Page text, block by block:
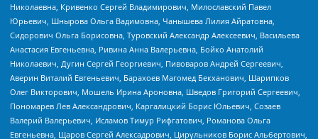
Николаевна, Кривенко Сергей Владимирович, Милославский Павел
Юрьевич, Шнырова Ольга Вадимовна, Чанышева Лилия Айратовна,
Сидорович Ольга Борисовна, Туровский Александр Алексеевич, Васильева
Анастасия Евгеньевна, Ривина Анна Валерьевна, Бойко Анатолий
Николаевич, Дугин Сергей Георгиевич, Пивоваров Андрей Сергеевич,
Аверин Виталий Евгеньевич, Барахоев Магомед Бекханович, Шарипков
Олег Викторович, Мошель Ирина Ароновна, Шведов Григорий Сергеевич,
Пономарев Лев Александрович, Каргалицкий Борис Юльевич, Созаев
Валерий Валерьевич, Исламов Тимур Рифгатович, Романова Ольга
Евгеньевна, Щаров Сергей Алексадрович, Цирульников Борис Альбертович,